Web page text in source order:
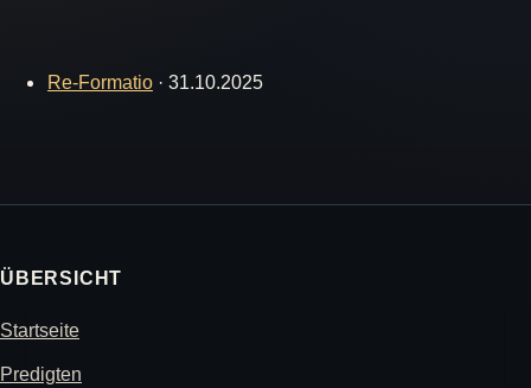
Re-Formatio · 31.10.2025
ÜBERSICHT
Startseite
Predigten